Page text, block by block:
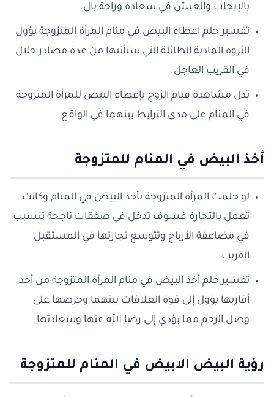
بالإيجاب والعيش في سعادة وراحة بال.
تفسير حلم اعطاء البيض في منام المرأة المتزوجة يؤول
الثروة المادية الطائلة التي ستأتيها من عدة مصادر حلال
في القريب العاجل.
تدل مشاهدة قيام الزوج بإعطاء البيض للمرأة المتزوجة
في المنام على مدى الترابط بينهما في الواقع.
أخذ البيض في المنام للمتزوجة
لو حلمت المرأة المتزوجة بأخذ البيض في المنام وكانت
تعمل بالتجارة فسوف تدخل في صفقات ناجحة تتسبب
في مضاعفة الأرباح وتتوسع تجارتها في المستقبل
القريب.
تفسير حلم أخذ البيض في منام المرأة المتزوجة من أحد
أقاربها يؤول إلى قوة العلاقات بينهما وحرصها على
وصل الرحم مما يؤدي إلى رضا الله عنها وسعادتها.
رؤية البيض الابيض في المنام للمتزوجة